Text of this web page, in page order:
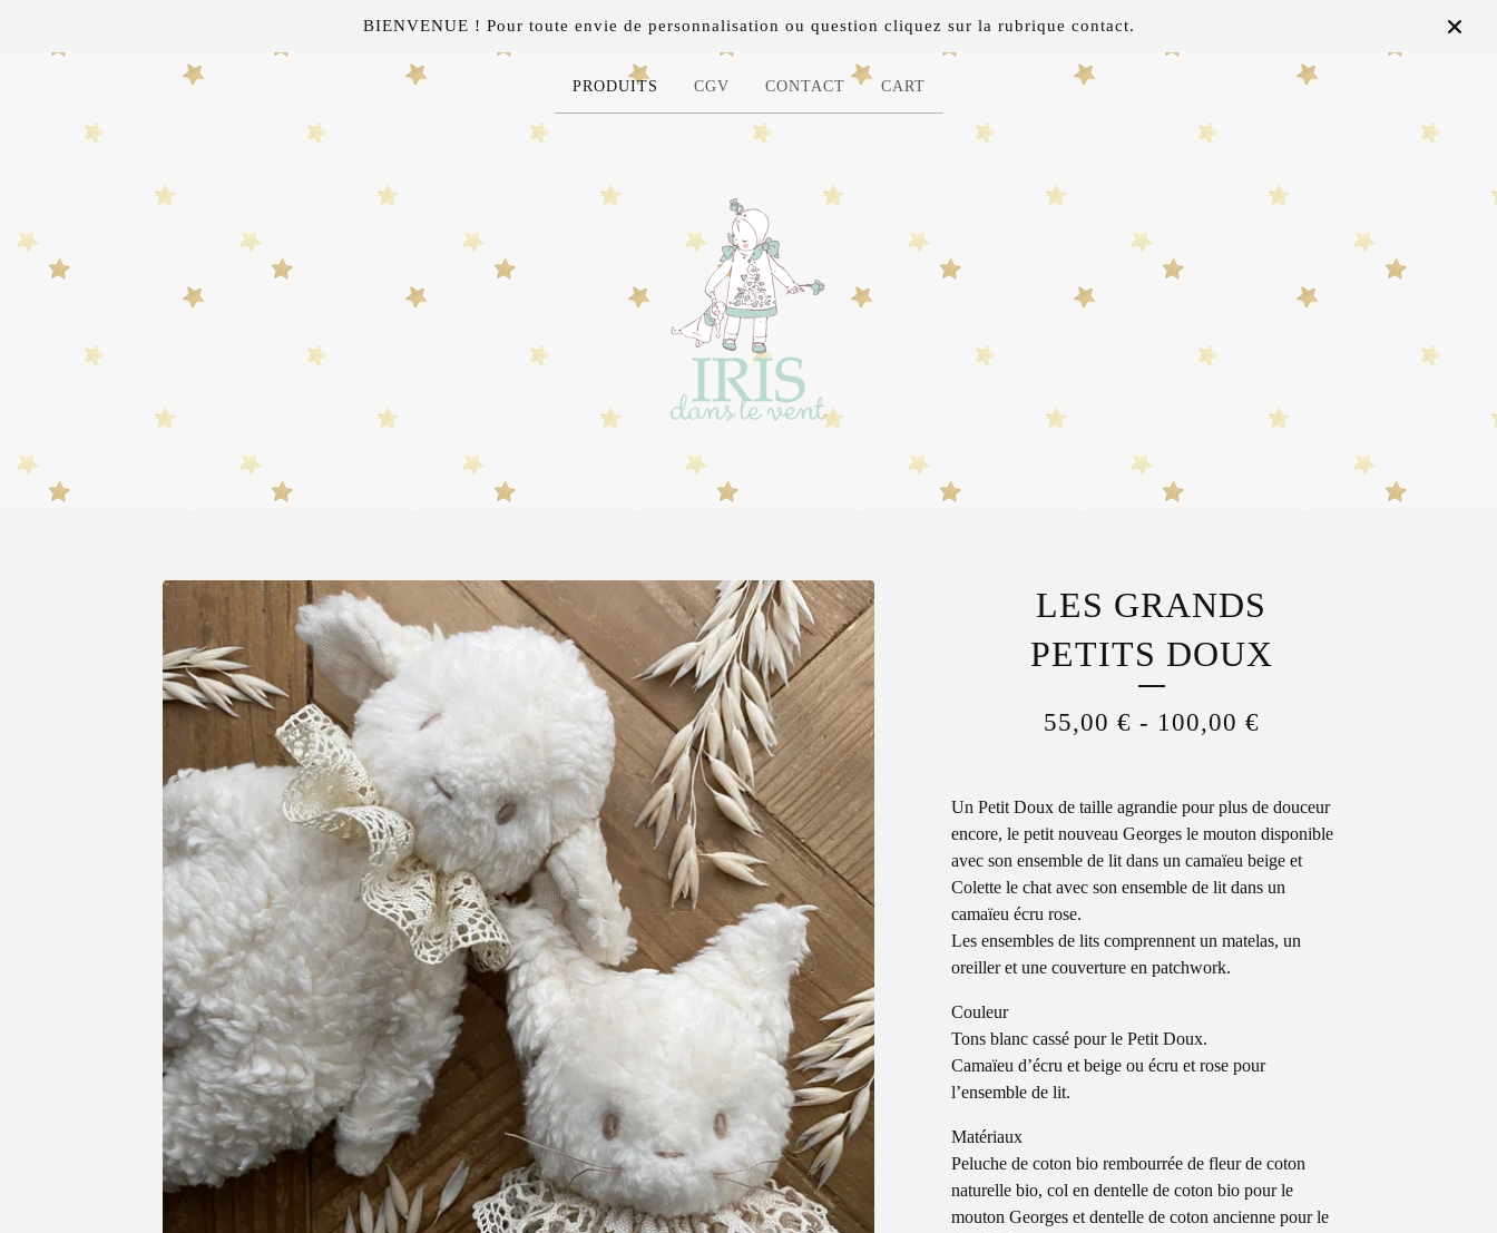
BIENVENUE ! Pour toute envie de personnalisation ou question cliquez sur la rubrique contact.
PRODUITS CGV CONTACT CART
LES GRANDS
PETITS DOUX
55,00 € - 100,00 €
Un Petit Doux de taille agrandie pour plus de douceur
encore, le petit nouveau Georges le mouton disponible
avec son ensemble de lit dans un camaïeu beige et
Colette le chat avec son ensemble de lit dans un
camaïeu écru rose.
Les ensembles de lits comprennent un matelas, un
oreiller et une couverture en patchwork.
Couleur
Tons blanc cassé pour le Petit Doux.
Camaïeu d’écru et beige ou écru et rose pour
l’ensemble de lit.
Matériaux
Peluche de coton bio rembourrée de fleur de coton
naturelle bio, col en dentelle de coton bio pour le
mouton Georges et dentelle de coton ancienne pour le